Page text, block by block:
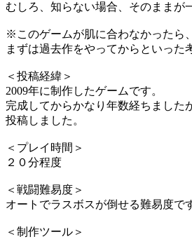
むしろ、知らない場合、そのままが
※このゲームが肌に合わなかったら
まずは過去作をやってからといった
＜投稿経緯＞
2009年に制作したゲームです。
完成してからかなり年数経ちました
投稿しました。
＜プレイ時間＞
２０分程度
＜戦闘難易度＞
オートでラスボスが倒せる難易度で
＜制作ツール＞